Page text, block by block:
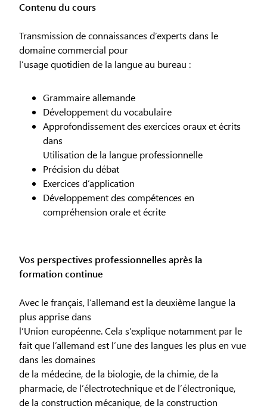
Contenu du cours
Transmission de connaissances d’experts dans le
domaine commercial pour
l’usage quotidien de la langue au bureau :
Grammaire allemande
Développement du vocabulaire
Approfondissement des exercices oraux et écrits
dans
Utilisation de la langue professionnelle
Précision du débat
Exercices d’application
Développement des compétences en
compréhension orale et écrite
Vos perspectives professionnelles après la
formation continue
Avec le français, l’allemand est la deuxième langue la
plus apprise dans
l’Union européenne. Cela s’explique notamment par le
fait que l’allemand est l’une des langues les plus en vue
dans les domaines
de la médecine, de la biologie, de la chimie, de la
pharmacie, de l’électrotechnique et de l’électronique,
de la construction mécanique, de la construction